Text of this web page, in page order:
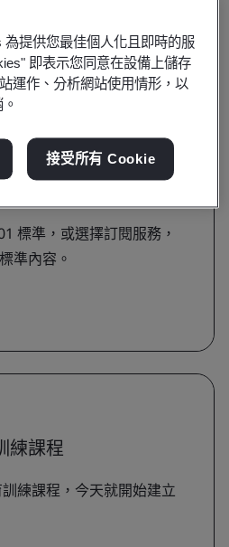
教育訓練課程並取得證
標準，或選擇訂閱服務，
準內容。
練課程
練課程，今天就開始建立
提供您最佳個人化且即時的服
即表示您同意在設備上儲存
運作、分析網站使用情形，以
接受所有 Cookie